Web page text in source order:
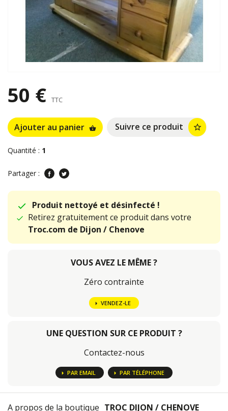
50 € TTC
Ajouter au panier shopping_basket Suivre ce produit star_border
Quantité : 1
Partager :
Produit nettoyé et désinfecté !
Retirez gratuitement ce produit dans votre
Troc.com de Dijon / Chenove
VOUS AVEZ LE MÊME ?
Zéro contrainte
VENDEZ-LE
UNE QUESTION SUR CE PRODUIT ?
Contactez-nous
PAR EMAIL PAR TÉLÉPHONE
A propos de la boutique TROC DIJON / CHENOVE